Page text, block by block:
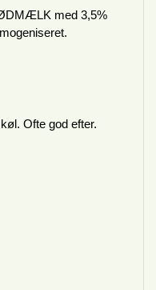
med 3,5%
Ofte god efter.